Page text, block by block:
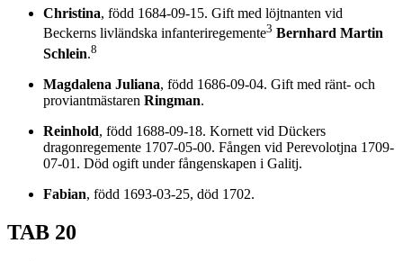
Christina, född 1684-09-15. Gift med löjtnanten vid
Beckerns livländska infanteriregemente3 Bernhard Martin
Schlein.8
Magdalena Juliana, född 1686-09-04. Gift med ränt- och
proviantmästaren Ringman.
Reinhold, född 1688-09-18. Kornett vid Dückers
dragonregemente 1707-05-00. Fången vid Perevolotjna 1709-
07-01. Död ogift under fångenskapen i Galitj.
Fabian, född 1693-03-25, död 1702.
TAB 20